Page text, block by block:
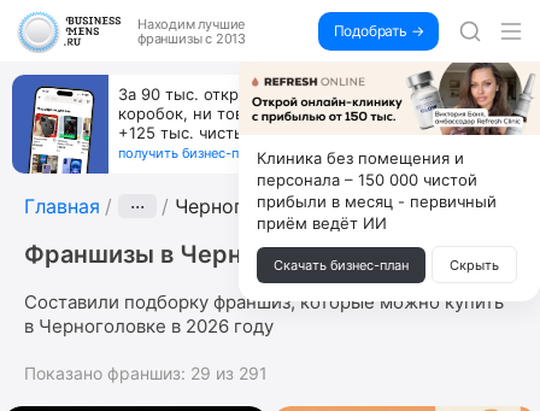
Находим лучшие
франшизы с 2013
Подобрать →
За 90 тыс. открой магазин на Авито, дома ни
коробок, ни товара, ни склада, зато каждый месяц
+125 тыс. чистыми
получить бизнес-план ↓
Главная ··· Черноголовка
Франшизы в Черноголовке
Составили подборку франшиз, которые можно купить
в Черноголовке в 2026 году
Показано франшиз: 29 из 291
Клиника без помещения и
персонала – 150 000 чистой
прибыли в месяц - первичный
приём ведёт ИИ
Скачать бизнес-план Скрыть